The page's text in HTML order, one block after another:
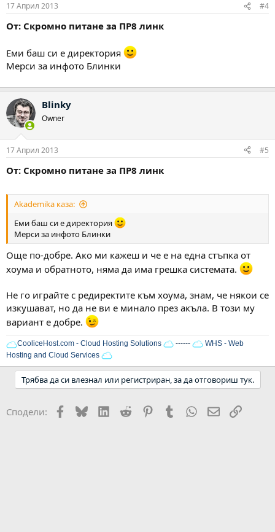
17 Април 2013 #4
От: Скромно питане за ПР8 линк
Еми баш си е директория
Мерси за инфото Блинки
Blinky
Owner
17 Април 2013 #5
От: Скромно питане за ПР8 линк
Akademika каза:
Еми баш си е директория
Мерси за инфото Блинки
Още по-добре. Ако ми кажеш и че е на една стъпка от
хоума и обратното, няма да има грешка системата.
Не го играйте с редиректите към хоума, знам, че някои се
изкушават, но да не ви е минало през акъла. В този му
вариант е добре.
CooliceHost.com - Cloud Hosting Solutions ------
WHS - Web
Hosting and Cloud Services
Трябва да си влезнал или регистриран, за да отговориш тук.
Сподели: Facebook
BlueskyLinkedIn
Reddit PinterestTumblr WhatsApp
EmailLink